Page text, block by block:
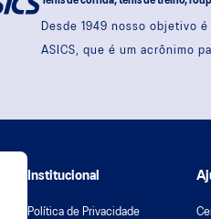
Desde 1949 nosso objetivo
ASICS, que é um acrônimo
Institucional
Política de Privacidade